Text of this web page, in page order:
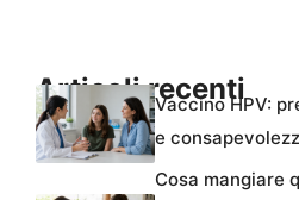
Articoli recenti
Vaccino HPV:
e
Cosa mangiare